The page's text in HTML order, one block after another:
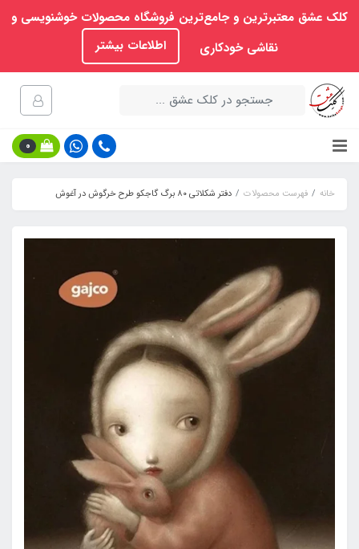
کلک عشق معتبرترین و جامع‌ترین فروشگاه محصولات خوشنویسی و
نقاشی خودکاری
اطلاعات بیشتر
0
خانه فهرست محصولات دفتر شکلاتی ۸۰ برگ گاجکو طرح خرگوش در آغوش